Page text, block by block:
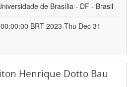
de Brasília - DF - Brasil
BRT 2023-Thu Dec 31
Henrique Dotto Bau